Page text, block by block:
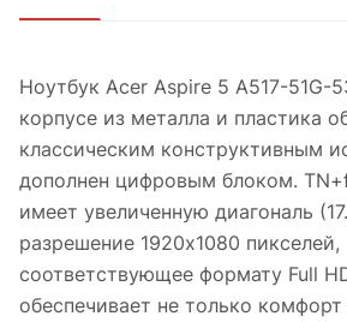
Ноутбук Acer Aspire 5 A517-51G-
корпусе из металла и пластика
классическим конструктивным
дополнен цифровым блоком.
имеет увеличенную диагональ
разрешение 1920x1080 пикселей,
соответствующее формату Full
обеспечивает не только